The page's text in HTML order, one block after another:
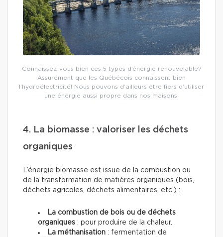
Connaissez-vous bien ces 5 types d’énergie renouvelable?
Assurément que les Québécois connaissent bien
l’hydroélectricité! Nous pouvons d’ailleurs être fiers d’utiliser
une énergie aussi propre dans nos maisons.
4. La biomasse : valoriser les déchets
organiques
L’énergie biomasse est issue de la combustion ou
de la transformation de matières organiques (bois,
déchets agricoles, déchets alimentaires, etc.) :
La combustion de bois ou de déchets
organiques : pour produire de la chaleur.
La méthanisation : fermentation de